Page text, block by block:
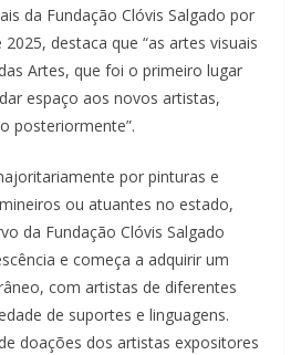
da Fundação Clóvis Salgado por
destaca que “as artes visuais
Artes, que foi o primeiro lugar
espaço aos novos artistas,
posteriormente”.
por pinturas e
ou atuantes no estado,
da Fundação Clóvis Salgado
e começa a adquirir um
com artistas de diferentes
de suportes e linguagens.
doações dos artistas expositores